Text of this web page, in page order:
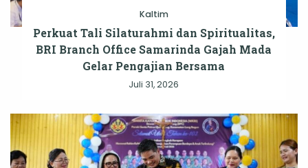
Kaltim
Perkuat Tali Silaturahmi dan Spiritualitas,
BRI Branch Office Samarinda Gajah Mada
Gelar Pengajian Bersama
Juli 31, 2026